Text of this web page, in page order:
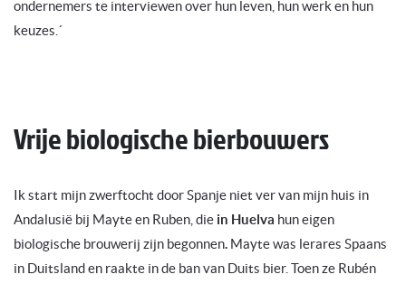
ondernemers te interviewen over hun leven, hun werk en hun
keuzes.´
Vrije biologische bierbouwers
Ik start mijn zwerftocht door Spanje niet ver van mijn huis in
Andalusië bij Mayte en Ruben, die in Huelva hun eigen
biologische brouwerij zijn begonnen. Mayte was lerares Spaans
in Duitsland en raakte in de ban van Duits bier. Toen ze Rubén